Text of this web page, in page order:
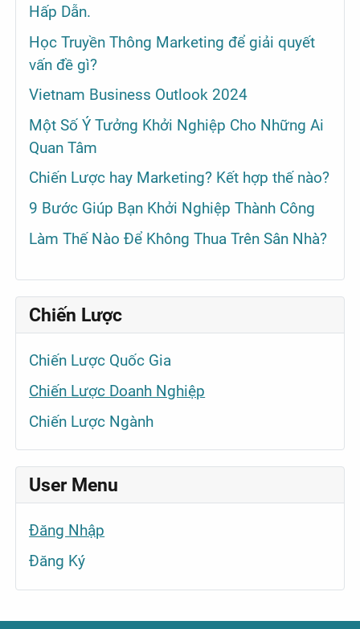
Hấp Dẫn.
Học Truyền Thông Marketing để giải quyết
vấn đề gì?
Vietnam Business Outlook 2024
Một Số Ý Tưởng Khởi Nghiệp Cho Những Ai
Quan Tâm
Chiến Lược hay Marketing? Kết hợp thế nào?
9 Bước Giúp Bạn Khởi Nghiệp Thành Công
Làm Thế Nào Để Không Thua Trên Sân Nhà?
Chiến Lược
Chiến Lược Quốc Gia
Chiến Lược Doanh Nghiệp
Chiến Lược Ngành
User Menu
Đăng Nhập
Đăng Ký